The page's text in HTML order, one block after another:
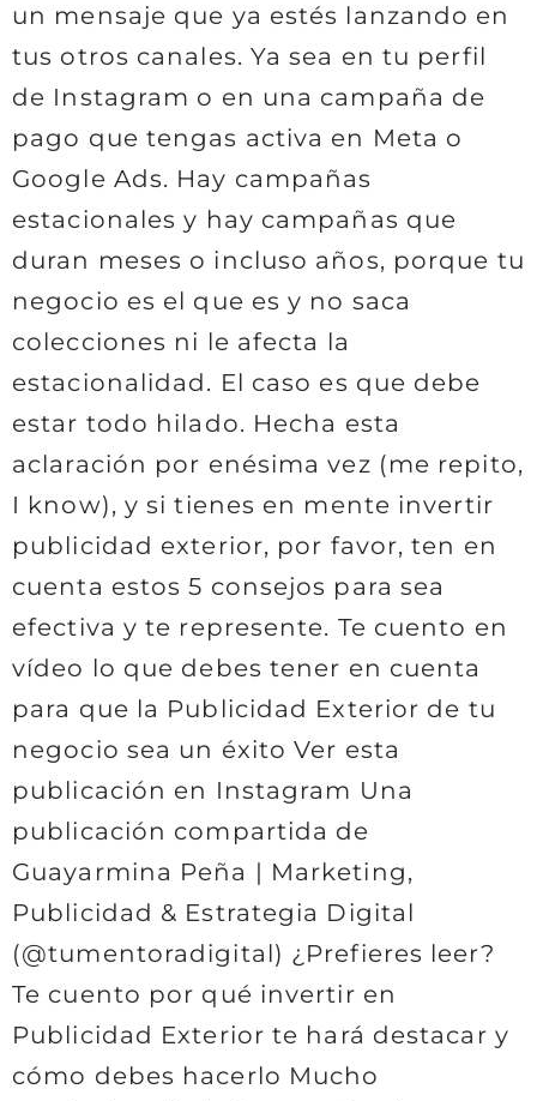
un mensaje que ya estés lanzando en
tus otros canales. Ya sea en tu perfil
de Instagram o en una campaña de
pago que tengas activa en Meta o
Google Ads. Hay campañas
estacionales y hay campañas que
duran meses o incluso años, porque tu
negocio es el que es y no saca
colecciones ni le afecta la
estacionalidad. El caso es que debe
estar todo hilado. Hecha esta
aclaración por enésima vez (me repito,
I know), y si tienes en mente invertir
publicidad exterior, por favor, ten en
cuenta estos 5 consejos para sea
efectiva y te represente. Te cuento en
vídeo lo que debes tener en cuenta
para que la Publicidad Exterior de tu
negocio sea un éxito Ver esta
publicación en Instagram Una
publicación compartida de
Guayarmina Peña | Marketing,
Publicidad & Estrategia Digital
(@tumentoradigital) ¿Prefieres leer?
Te cuento por qué invertir en
Publicidad Exterior te hará destacar y
cómo debes hacerlo Mucho